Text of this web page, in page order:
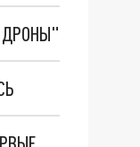
ДРОНЫ"